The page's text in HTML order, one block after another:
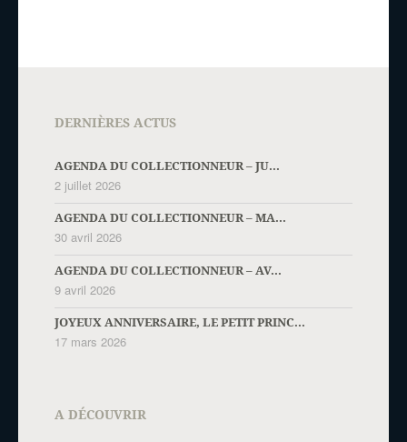
DERNIÈRES ACTUS
AGENDA DU COLLECTIONNEUR – JU...
2 juillet 2026
AGENDA DU COLLECTIONNEUR – MA...
30 avril 2026
AGENDA DU COLLECTIONNEUR – AV...
9 avril 2026
JOYEUX ANNIVERSAIRE, LE PETIT PRINC...
17 mars 2026
A DÉCOUVRIR